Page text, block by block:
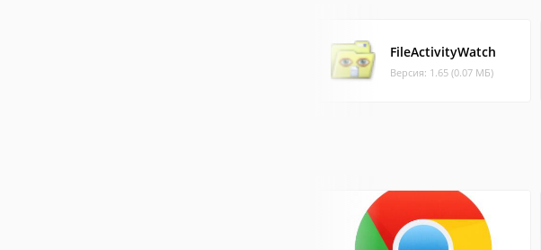
FileActivityWatch
Версия: 1.65 (0.07 МБ)